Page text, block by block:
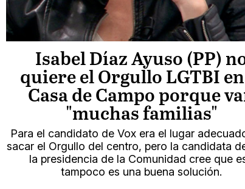
Isabel Díaz Ayuso (PP)
quiere el Orgullo LGTBI
Casa de Campo porque
"muchas familias"
Para el candidato de Vox era el lugar
sacar el Orgullo del centro, pero la candidata
la presidencia de la Comunidad cree que
tampoco es una buena solución.